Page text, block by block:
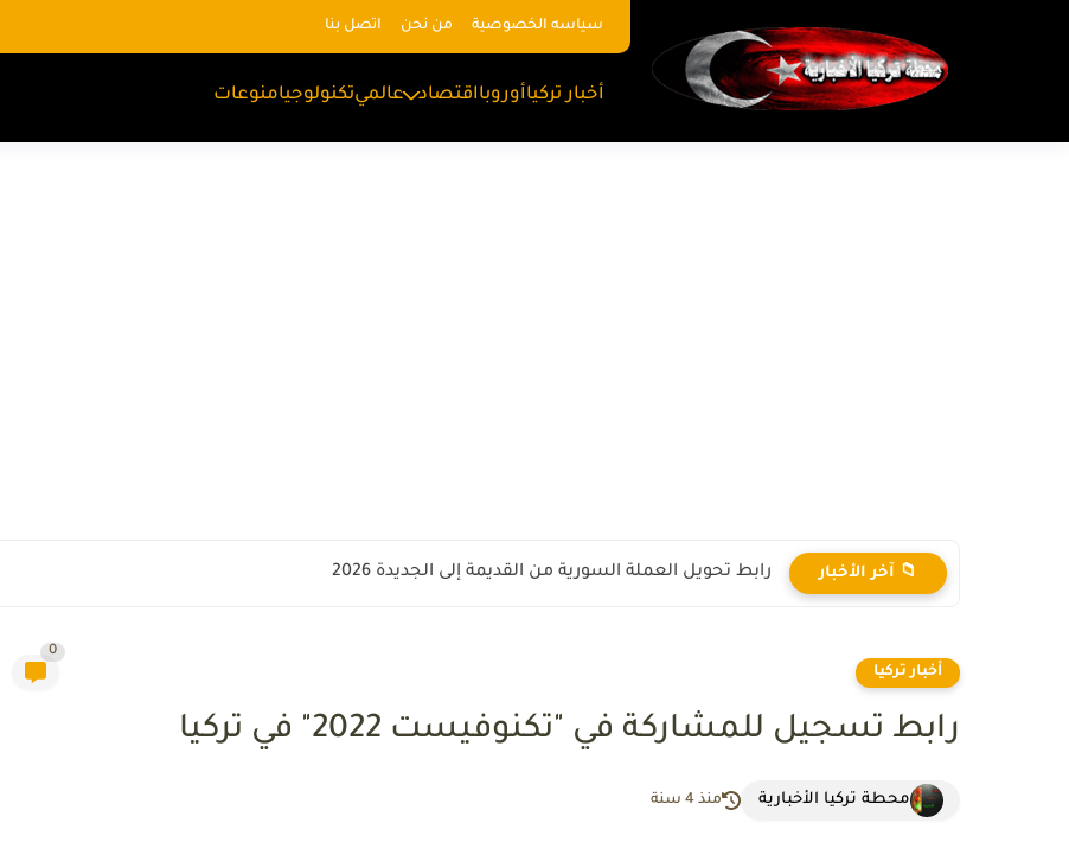
سياسه الخصوصية من نحن اتصل بنا
أخبار تركياأوروبااقتصاد عالميتكنولوجيامنوعات
📁 آخر الأخبار رابط تحويل العملة السورية من القديمة إلى الجديدة 2026
أخبار تركيا
0
رابط تسجيل للمشاركة في "تكنوفيست 2022" في تركيا
محطة تركيا الأخبارية منذ 4 سنة